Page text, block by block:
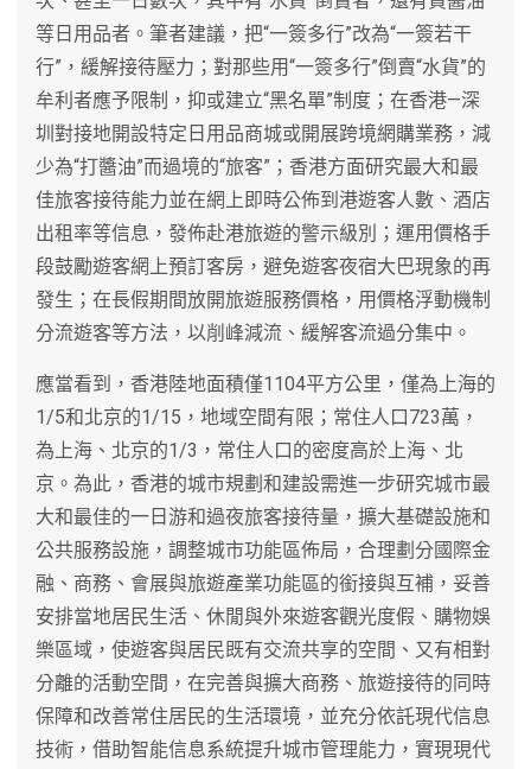
等日用品者。筆者建議，把“一簽多行”改為“一簽若干
行”，緩解接待壓力；對那些用“一簽多行”倒賣“水貨”的
牟利者應予限制，抑或建立“黑名單”制度；在香港—深
圳對接地開設特定日用品商城或開展跨境網購業務，減
少為“打醬油”而過境的“旅客”；香港方面研究最大和最
佳旅客接待能力並在網上即時公佈到港遊客人數、酒店
出租率等信息，發佈赴港旅遊的警示級別；運用價格手
段鼓勵遊客網上預訂客房，避免遊客夜宿大巴現象的再
發生；在長假期間放開旅遊服務價格，用價格浮動機制
分流遊客等方法，以削峰減流、緩解客流過分集中。
應當看到，香港陸地面積僅1104平方公里，僅為上海的
1/5和北京的1/15，地域空間有限；常住人口723萬，
為上海、北京的1/3，常住人口的密度高於上海、北
京。為此，香港的城市規劃和建設需進一步研究城市最
大和最佳的一日游和過夜旅客接待量，擴大基礎設施和
公共服務設施，調整城市功能區佈局，合理劃分國際金
融、商務、會展與旅遊產業功能區的銜接與互補，妥善
安排當地居民生活、休閒與外來遊客觀光度假、購物娛
樂區域，使遊客與居民既有交流共享的空間、又有相對
分離的活動空間，在完善與擴大商務、旅遊接待的同時
保障和改善常住居民的生活環境，並充分依託現代信息
技術，借助智能信息系統提升城市管理能力，實現現代